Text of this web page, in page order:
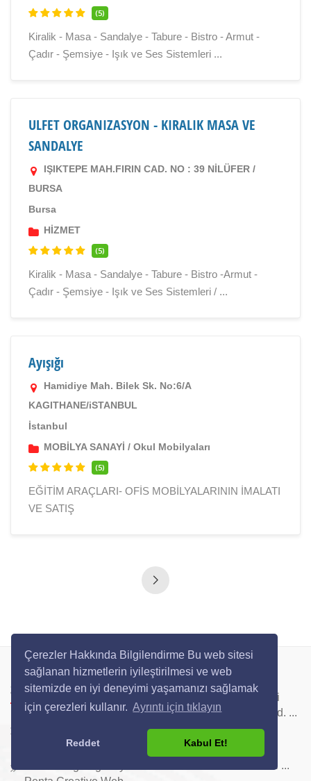
Çerezler Hakkında Bilgilendirme Bu web sitesi
sağlanan hizmetlerin iyileştirilmesi ve web
sitemizde en iyi deneyimi yaşamanızı sağlamak
için çerezleri kullanır. Ayrıntı için tıklayın
Reddet Kabul Et!
(5)
Kiralik - Masa - Sandalye - Tabure - Bistro - Armut -
Çadır - Şemsiye - Işık ve Ses Sistemleri ...
ULFET ORGANIZASYON - KIRALIK MASA VE
SANDALYE
IŞIKTEPE MAH.FIRIN CAD. NO : 39 NİLÜFER /
BURSA
Bursa
HİZMET
(5)
Kiralik - Masa - Sandalye - Tabure - Bistro -Armut -
Çadır - Şemsiye - Işık ve Ses Sistemleri / ...
Ayışığı
Hamidiye Mah. Bilek Sk. No:6/A
KAGITHANE/iSTANBUL
İstanbul
MOBİLYA SANAYİ / Okul Mobilyaları
(5)
EĞİTİM ARAÇLARI- OFİS MOBİLYALARININ İMALATI
VE SATIŞ
Son Firmalar
BEM Metalurji ve
Elektrik Malzemeleri
Sanayi ve Ticaret Ltd. ...
Guven Air Özel Jet
Kiralama ve VIP
Havacılık Hizmetleri ...